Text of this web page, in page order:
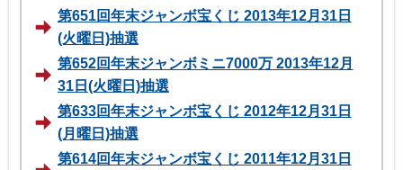
第651回年末ジャンボ宝くじ 2013年12月31日
(火曜日)抽選
第652回年末ジャンボミニ7000万 2013年12月
31日(火曜日)抽選
第633回年末ジャンボ宝くじ 2012年12月31日
(月曜日)抽選
第614回年末ジャンボ宝くじ 2011年12月31日